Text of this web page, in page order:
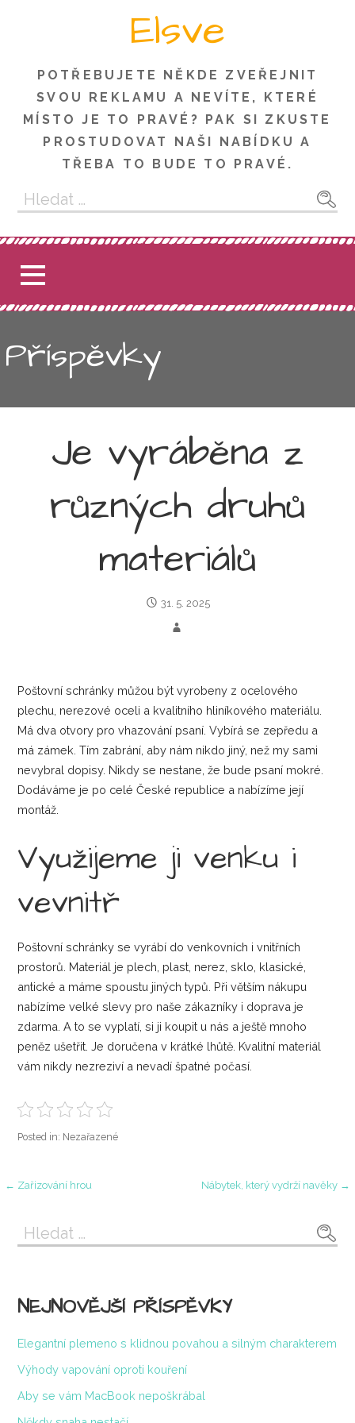
Elsve
POTŘEBUJETE NĚKDE ZVEŘEJNIT
SVOU REKLAMU A NEVÍTE, KTERÉ
MÍSTO JE TO PRAVÉ? PAK SI ZKUSTE
PROSTUDOVAT NAŠI NABÍDKU A
TŘEBA TO BUDE TO PRAVÉ.
Vyhledávání
Příspěvky
Je vyráběna z
různých druhů
materiálů
31. 5. 2025
Poštovní schránky můžou být vyrobeny z ocelového
plechu, nerezové oceli a kvalitního hliníkového materiálu.
Má dva otvory pro vhazování psaní. Vybírá se zepředu a
má zámek. Tím zabrání, aby nám nikdo jiný, než my sami
nevybral dopisy. Nikdy se nestane, že bude psaní mokré.
Dodáváme je po celé České republice a nabízíme její
montáž.
Využijeme ji venku i
vevnitř
Poštovní schránky se vyrábí do venkovních i vnitřních
prostorů. Materiál je plech, plast, nerez, sklo, klasické,
antické a máme spoustu jiných typů. Při větším nákupu
nabízíme velké slevy pro naše zákazníky i doprava je
zdarma. A to se vyplatí, si ji koupit u nás a ještě mnoho
peněz ušetřit. Je doručena v krátké lhůtě. Kvalitní materiál
vám nikdy nezreziví a nevadí špatné počasí.
Posted in: Nezařazené
Navigace
pro
příspěvek
← Zařizování hrou Nábytek, který vydrží navěky →
Vyhledávání
NEJNOVĚJŠÍ PŘÍSPĚVKY
Elegantní plemeno s klidnou povahou a silným charakterem
Výhody vapování oproti kouření
Aby se vám MacBook nepoškrábal